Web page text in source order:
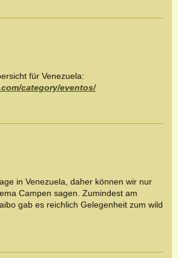
für Venezuela:
category/eventos/
in Venezuela, daher können wir nur
Campen sagen. Zumindest am
gab es reichlich Gelegenheit zum wild